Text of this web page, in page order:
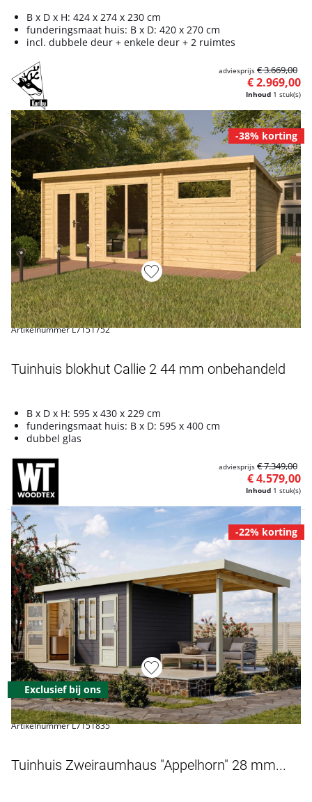
B x D x H: 424 x 274 x 230 cm
funderingsmaat huis: B x D: 420 x 270 cm
incl. dubbele deur + enkele deur + 2 ruimtes
Inhoud 1 stuk(s)
€ 2.969,00
adviesprijs € 3.669,00
-38% korting
Artikelnummer L7151752
Tuinhuis blokhut Callie 2 44 mm onbehandeld
B x D x H: 595 x 430 x 229 cm
funderingsmaat huis: B x D: 595 x 400 cm
dubbel glas
Inhoud 1 stuk(s)
€ 4.579,00
adviesprijs € 7.349,00
-22% korting
Exclusief bij ons
Artikelnummer L7151835
Tuinhuis Zweiraumhaus "Appelhorn" 28 mm...